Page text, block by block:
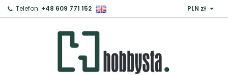
Telefon: +48 609 771 152 PLN zł 